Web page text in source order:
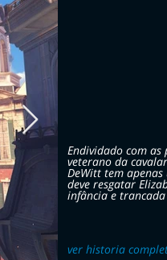
Endividado com as
veterano da
DeWitt tem
deve resgatar
infância e
ver historia